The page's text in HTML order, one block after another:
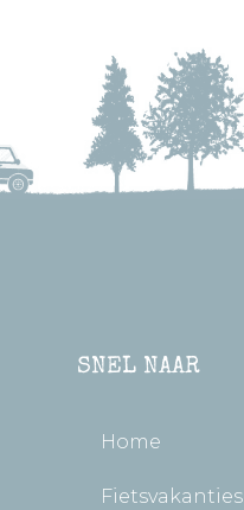
SNEL NAAR
Home
Fietsvakanties